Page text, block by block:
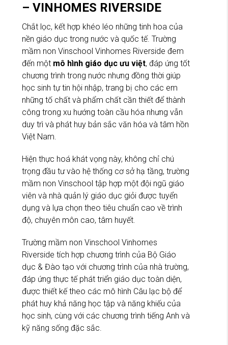
– VINHOMES RIVERSIDE
Chắt lọc, kết hợp khéo léo những tinh hoa của
nền giáo dục trong nước và quốc tế. Trường
mầm non Vinschool Vinhomes Riverside đem
đến một mô hình giáo dục ưu việt, đáp ứng tốt
chương trình trong nước nhưng đồng thời giúp
học sinh tự tin hội nhập, trang bị cho các em
những tố chất và phẩm chất cần thiết để thành
công trong xu hướng toàn cầu hóa nhưng vẫn
duy trì và phát huy bản sắc văn hóa và tâm hồn
Việt Nam.
Hiện thực hoá khát vọng này, không chỉ chú
trọng đầu tư vào hệ thống cơ sở hạ tầng, trường
mầm non Vinschool tập hợp một đội ngũ giáo
viên và nhà quản lý giáo dục giỏi được tuyển
dụng và lựa chọn theo tiêu chuẩn cao về trình
độ, chuyên môn cao, tâm huyết.
Trường mầm non Vinschool Vinhomes
Riverside tích hợp chương trình của Bộ Giáo
dục & Đào tạo với chương trình của nhà trường,
đáp ứng thực tế phát triển giáo dục toàn diện,
được thiết kế theo các mô hình Câu lạc bộ để
phát huy khả năng học tập và năng khiếu của
học sinh, cùng với các chương trình tiếng Anh và
kỹ năng sống đặc sắc.